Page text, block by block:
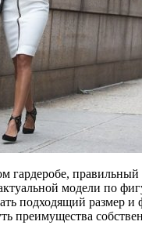
гардеробе, правильный
модели по
подходящий размер и
преимущества